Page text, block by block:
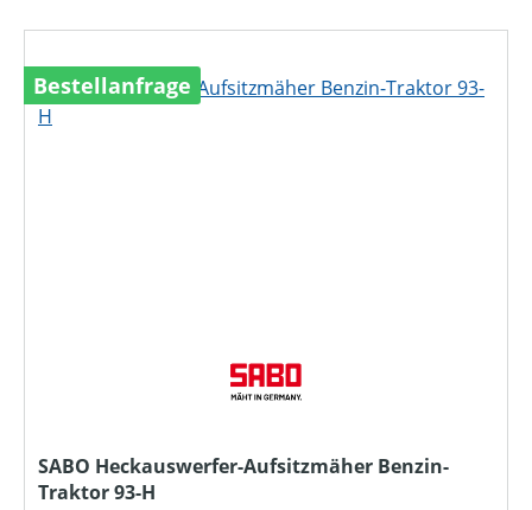
Bestellanfrage
SABO Heckauswerfer-Aufsitzmäher Benzin-
Traktor 93-H